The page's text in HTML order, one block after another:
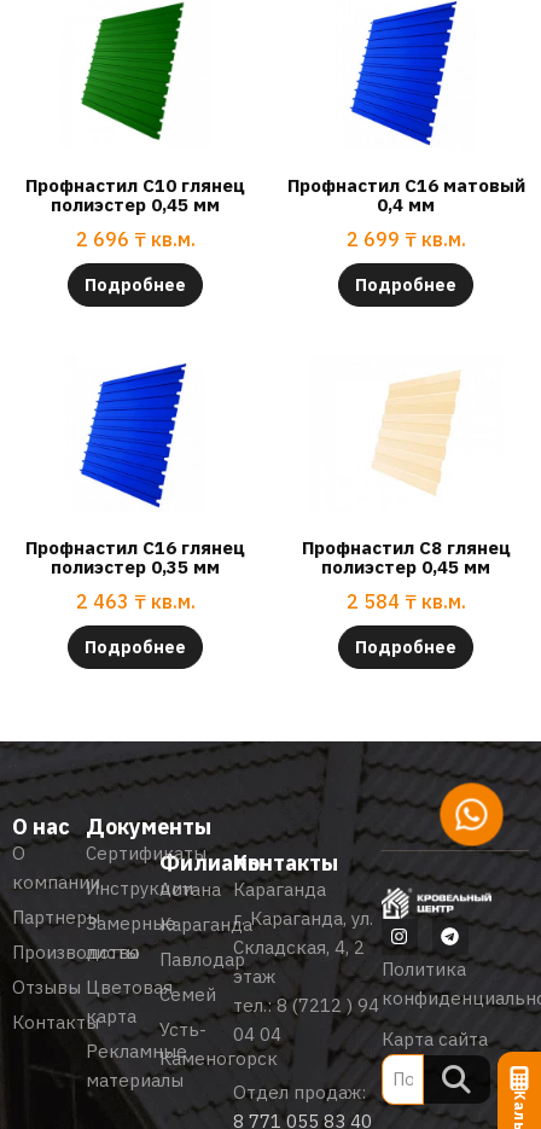
Профнастил С10 глянец
полиэстер 0,45 мм
2 696 ₸ кв.м.
Подробнее
Профнастил С16 матовый
0,4 мм
2 699 ₸ кв.м.
Подробнее
Профнастил С16 глянец
полиэстер 0,35 мм
2 463 ₸ кв.м.
Подробнее
Профнастил С8 глянец
полиэстер 0,45 мм
2 584 ₸ кв.м.
Подробнее
О нас
О
компании
Партнеры
Производство
Отзывы
Контакты
Документы
Сертификаты
Инструкции
Замерные
листы
Цветовая
карта
Рекламные
материалы
Филиалы
Астана
Караганда
Павлодар
Семей
Усть-
Каменогорск
Контакты
Караганда
г. Караганда, ул.
Складская, 4, 2
этаж
тел.:8 (7212 ) 94
04 04
Отдел продаж:
8 771 055 83 40
Политика
Карта сайта